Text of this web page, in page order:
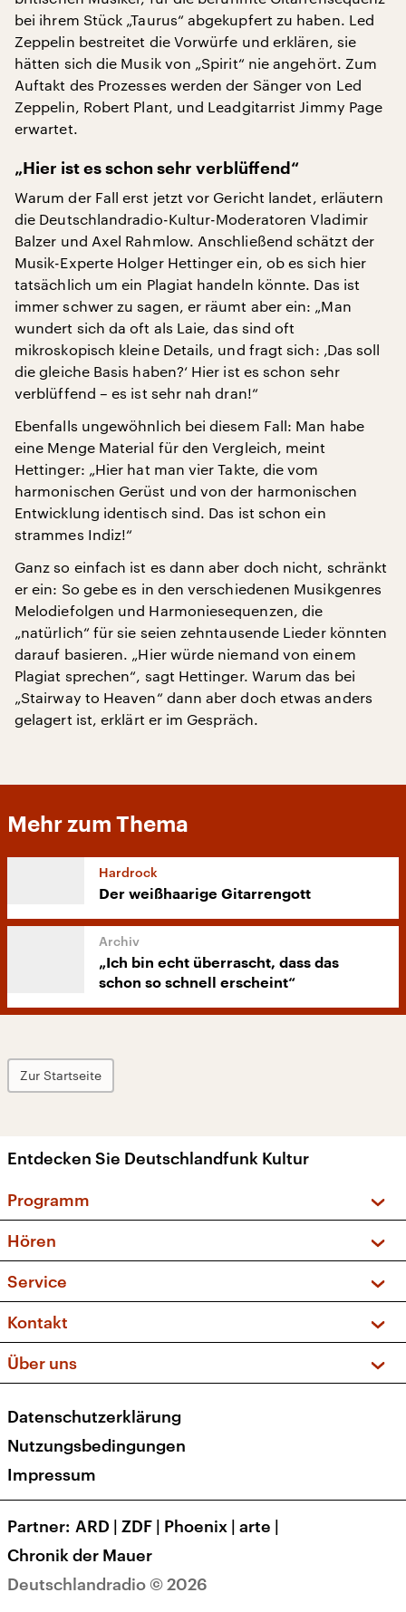
bei ihrem Stück „Taurus“ abgekupfert zu haben. Led
Zeppelin bestreitet die Vorwürfe und erklären, sie
hätten sich die Musik von „Spirit“ nie angehört. Zum
Auftakt des Prozesses werden der Sänger von Led
Zeppelin, Robert Plant, und Leadgitarrist Jimmy Page
erwartet.
„Hier ist es schon sehr verblüffend“
Warum der Fall erst jetzt vor Gericht landet, erläutern
die Deutschlandradio-Kultur-Moderatoren Vladimir
Balzer und Axel Rahmlow. Anschließend schätzt der
Musik-Experte Holger Hettinger ein, ob es sich hier
tatsächlich um ein Plagiat handeln könnte. Das ist
immer schwer zu sagen, er räumt aber ein: „Man
wundert sich da oft als Laie, das sind oft
mikroskopisch kleine Details, und fragt sich: ‚Das soll
die gleiche Basis haben?‘ Hier ist es schon sehr
verblüffend – es ist sehr nah dran!“
Ebenfalls ungewöhnlich bei diesem Fall: Man habe
eine Menge Material für den Vergleich, meint
Hettinger: „Hier hat man vier Takte, die vom
harmonischen Gerüst und von der harmonischen
Entwicklung identisch sind. Das ist schon ein
strammes Indiz!“
Ganz so einfach ist es dann aber doch nicht, schränkt
er ein: So gebe es in den verschiedenen Musikgenres
Melodiefolgen und Harmoniesequenzen, die
„natürlich“ für sie seien zehntausende Lieder könnten
darauf basieren. „Hier würde niemand von einem
Plagiat sprechen“, sagt Hettinger. Warum das bei
„Stairway to Heaven“ dann aber doch etwas anders
gelagert ist, erklärt er im Gespräch.
Mehr zum Thema
Hardrock
Der weißhaarige Gitarrengott
„Ich bin echt überrascht, dass das
schon so schnell erscheint“
Zur Startseite
Entdecken Sie Deutschlandfunk Kultur
Programm
Sendungen und Podcasts
Musikliste
Kakadu – Das Kinderprogramm
Hören
Frequenzen (UKW + DAB+)
Service
FAQ
Apps
Newsletter
Veranstaltungen
Kontakt
Social Media
Über uns
Presse
Karriere
Transparenz
Deutschlandradio © 2026
Datenschutzerklärung
Nutzungsbedingungen
Impressum
Partner ARD | ZDF | Phoenix | arte |
Chronik der Mauer